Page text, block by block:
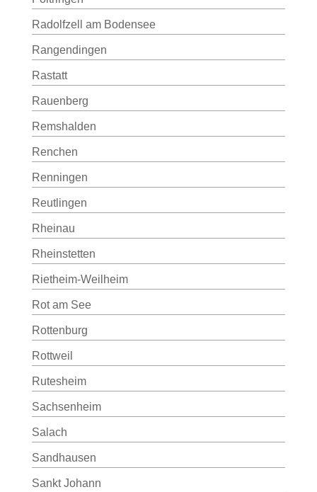
Radolfzell am Bodensee
Rangendingen
Rastatt
Rauenberg
Remshalden
Renchen
Renningen
Reutlingen
Rheinau
Rheinstetten
Rietheim-Weilheim
Rot am See
Rottenburg
Rottweil
Rutesheim
Sachsenheim
Salach
Sandhausen
Sankt Johann